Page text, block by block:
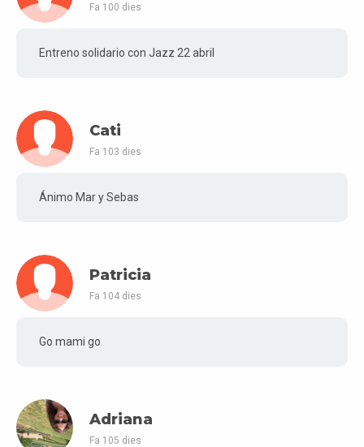
Fa 100 dies
Entreno solidario con Jazz 22 abril
Cati
Fa 103 dies
Ánimo Mar y Sebas
Patricia
Fa 104 dies
Go mami go
Adriana
Fa 105 dies